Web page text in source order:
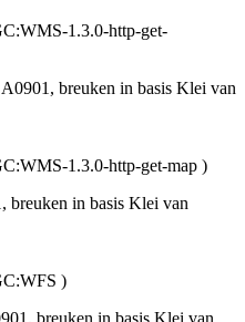
1.3.0-http-get-
breuken in basis Klei van
1.3.0-http-get-map )
in basis Klei van
)